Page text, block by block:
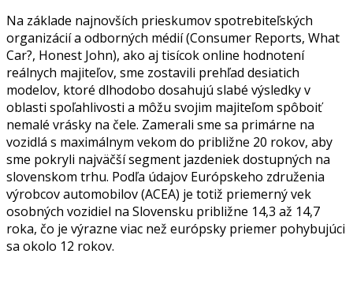
Na základe najnovších prieskumov spotrebiteľských
organizácií a odborných médií (Consumer Reports, What
Car?, Honest John), ako aj tisícok online hodnotení
reálnych majiteľov, sme zostavili prehľad desiatich
modelov, ktoré dlhodobo dosahujú slabé výsledky v
oblasti spoľahlivosti a môžu svojim majiteľom spôboiť
nemalé vrásky na čele. Zamerali sme sa primárne na
vozidlá s maximálnym vekom do približne 20 rokov, aby
sme pokryli najväčší segment jazdeniek dostupných na
slovenskom trhu. Podľa údajov Európskeho združenia
výrobcov automobilov (ACEA) je totiž priemerný vek
osobných vozidiel na Slovensku približne 14,3 až 14,7
roka, čo je výrazne viac než európsky priemer pohybujúci
sa okolo 12 rokov.